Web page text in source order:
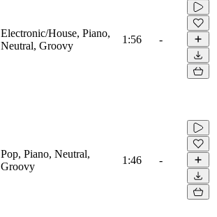
Electronic/House, Piano,
Neutral, Groovy
1:56 -
Pop, Piano, Neutral,
Groovy
1:46 -